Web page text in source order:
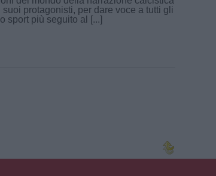
suoi protagonisti, per dare voce a tutti gli
sport più seguito al [...]